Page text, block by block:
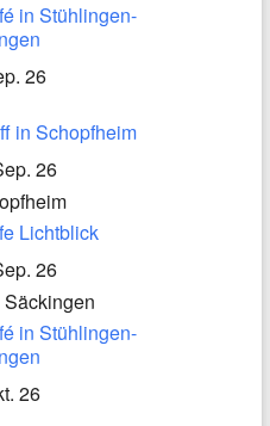
in Stühlingen-
26
in Schopfheim
26
Lichtblick
26
Säckingen
in Stühlingen-
26